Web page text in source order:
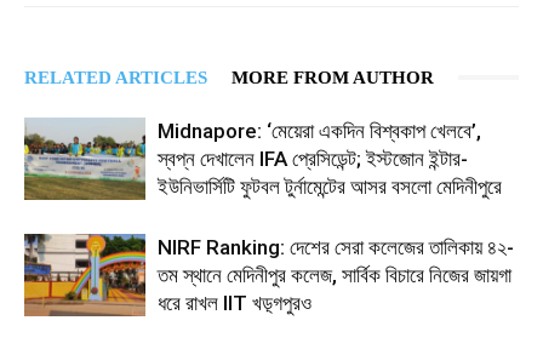
RELATED ARTICLES MORE FROM AUTHOR
Midnapore: ‘মেয়েরা একদিন বিশ্বকাপ খেলবে’,
স্বপ্ন দেখালেন IFA প্রেসিডেন্ট; ইস্টজোন ইন্টার-
ইউনিভার্সিটি ফুটবল টুর্নামেন্টের আসর বসলো মেদিনীপুরে
NIRF Ranking: দেশের সেরা কলেজের তালিকায় ৪২-
তম স্থানে মেদিনীপুর কলেজ, সার্বিক বিচারে নিজের জায়গা
ধরে রাখল IIT খড়্গপুরও